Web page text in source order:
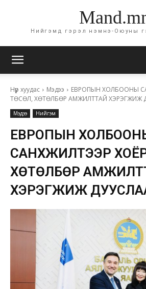
Нийгэмд гэрэл нэмнэ-Оюуны
Нүүр хуудас Мэдээ
ЕВРОПЫН ХОЛБООНЫ
ТӨСӨЛ, ХӨТӨЛБӨР АМЖИЛТТАЙ ХЭРЭГЖИЖ
Мэдээ Нийгэм
ЕВРОПЫН
САНХҮҮЖИЛТЭЭР
ХӨТӨЛБӨР
ХЭРЭГЖИЖ